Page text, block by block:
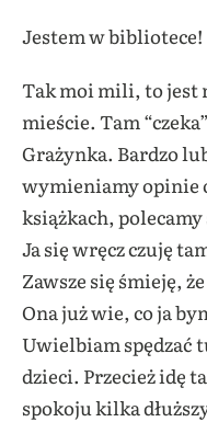
Jestem w bibliotece!
Tak moi mili, to jest
mieście. Tam
Grażynka. Bardzo
wymieniamy opinie
książkach, polecamy
Ja się wręcz czuję
Zawsze się śmieję,
Ona już wie, co ja
Uwielbiam spędzać
dzieci. Przecież idę
spokoju kilka